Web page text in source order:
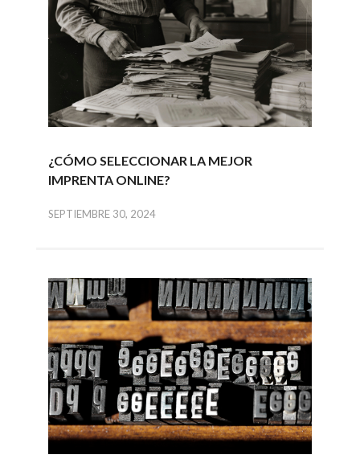
¿CÓMO SELECCIONAR LA MEJOR
IMPRENTA ONLINE?
SEPTIEMBRE 30, 2024